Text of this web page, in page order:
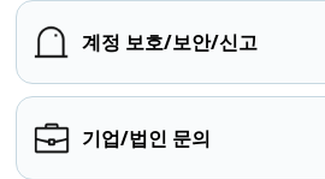
계정 보호/보안/신고
기업/법인 문의